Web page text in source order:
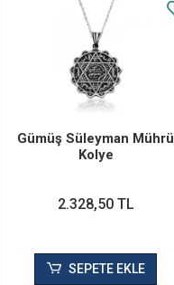
Gümüş Süleyman Mührü
Kolye
2.328,50 TL
SEPETE EKLE